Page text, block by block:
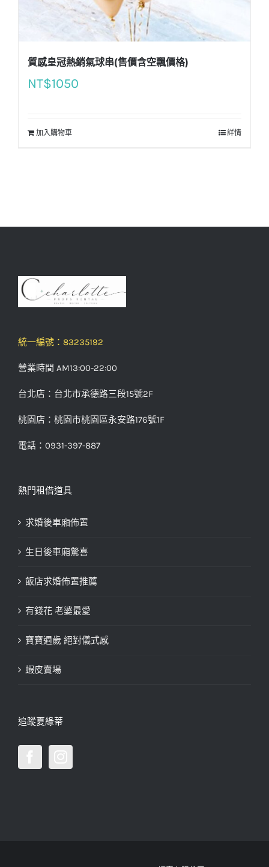
質感皇冠熱銷氣球串(售價含空飄價格)
NT$1050
加入購物車 詳情
統一編號：83235192
營業時間 AM13:00-22:00
台北店：台北市承德路三段15號2F
桃園店：桃園市桃園區永安路176號1F
電話：0931-397-887
熱門租借道具
求婚後車廂佈置
生日後車廂驚喜
飯店求婚佈置推薦
有錢花 老婆最愛
寶寶週歲 絕對儀式感
蝦皮賣場
追蹤夏綠蒂